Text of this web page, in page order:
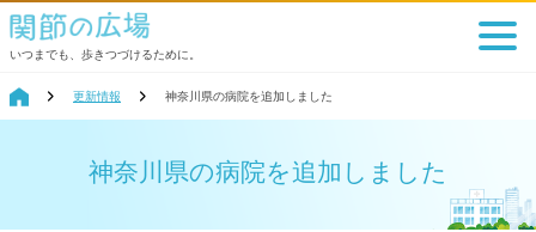
いつまでも、歩きつづけるために。
更新情報 神奈川県の病院を追加しました
神奈川県の病院を追加しました